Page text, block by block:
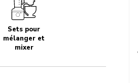
Sets pour
mélanger et
mixer